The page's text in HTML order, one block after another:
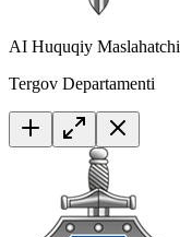
AI Huquqiy Maslahatchi
Tergov Departamenti